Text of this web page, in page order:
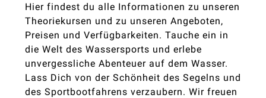
Hier findest du alle Informationen zu unseren
Theoriekursen und zu unseren Angeboten,
Preisen und Verfügbarkeiten. Tauche ein in
die Welt des Wassersports und erlebe
unvergessliche Abenteuer auf dem Wasser.
Lass Dich von der Schönheit des Segelns und
des Sportbootfahrens verzaubern. Wir freuen